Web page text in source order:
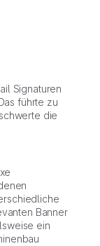
Signaturen
führte zu
die
Banner
ein